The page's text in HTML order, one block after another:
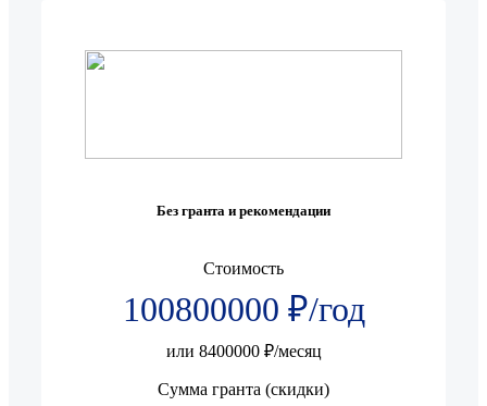
Без гранта и рекомендации
Стоимость
100800000 ₽/год
или 8400000 ₽/месяц
Сумма гранта (скидки)